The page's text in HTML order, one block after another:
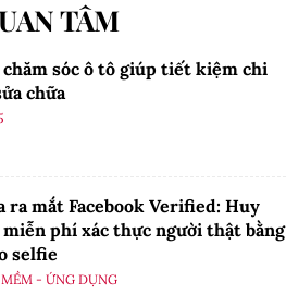
TÂM
sóc ô tô giúp tiết kiệm chi
chữa
ra mắt Facebook Verified: Huy
phí xác thực người thật bằng
selfie
- ỨNG DỤNG